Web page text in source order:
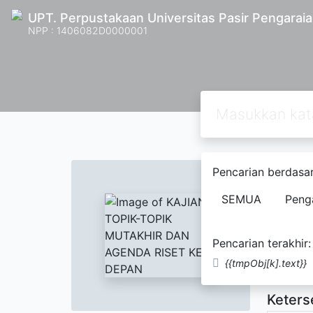
UPT. Perpustakaan Universitas Pasir
NPP : 1406082D0000001
Pencarian
SEMUA
Pencarian terakhir:
{{tmpObj[k].text}}
Text